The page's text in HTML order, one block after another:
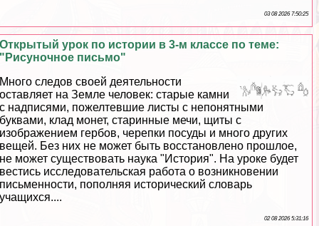
03 08 2026 7:50:25
Открытый урок по истории в 3-м классе по теме:
"Рисуночное письмо"
Много следов своей деятельности
оставляет на Земле человек: старые камни
с надписями, пожелтевшие листы с непонятными
буквами, клад монет, старинные мечи, щиты с
изображением гербов, черепки посуды и много других
вещей. Без них не может быть восстановлено прошлое,
не может существовать наука "История". На уроке будет
вестись исследовательская работа о возникновении
письменности, пополняя исторический словарь
учащихся....
02 08 2026 5:31:16